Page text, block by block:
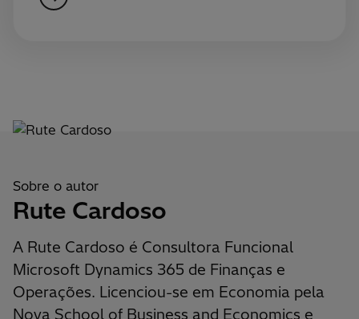
Sobre o autor
Rute Cardoso
A Rute Cardoso é Consultora Funcional
Microsoft Dynamics 365 de Finanças e
Operações. Licenciou-se em Economia pela
Nova School of Business and Economics e